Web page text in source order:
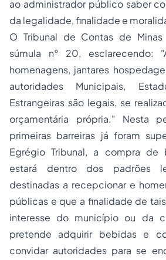
ao administrador público saber
da legalidade, finalidade e
O Tribunal de Contas de
súmula n° 20, esclarecendo:
homenagens, jantares
autoridades Municipais,
Estrangeiras são legais, se
orçamentária própria." Nesta
primeiras barreiras já foram
Egrégio Tribunal, a compra de
estará dentro dos padrões
destinadas a recepcionar e
públicas e que a finalidade de
interesse do município ou da
pretende adquirir bebidas e
convidar autoridades para se